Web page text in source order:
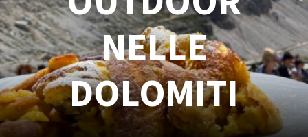
NELLE
DOLOMITI